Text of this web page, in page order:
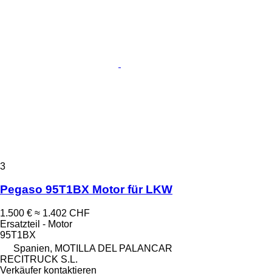
3
Pegaso 95T1BX Motor für LKW
1.500 € ≈ 1.402 CHF
Ersatzteil - Motor
95T1BX
Spanien, MOTILLA DEL PALANCAR
RECITRUCK S.L.
Verkäufer kontaktieren